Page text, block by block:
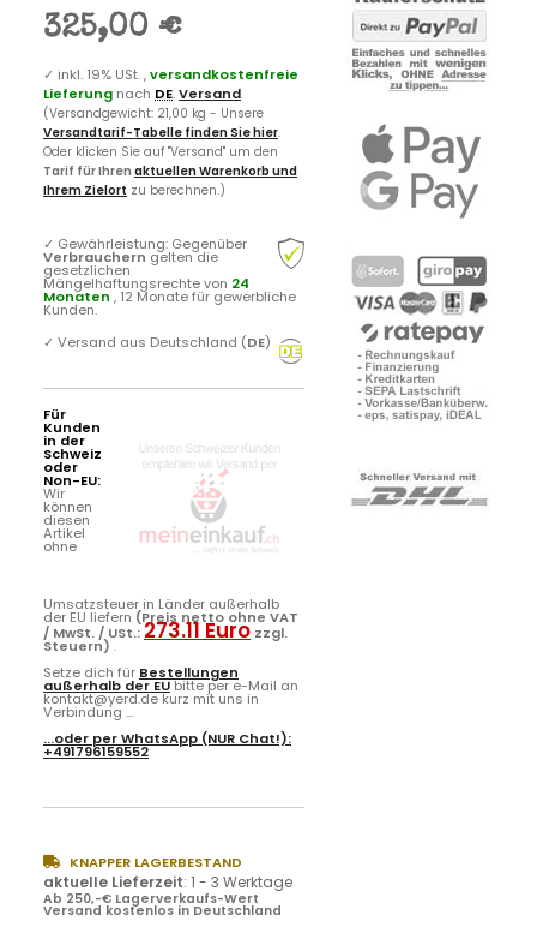
325,00 €
✓ inkl. 19% USt. ,versandkostenfreie
Lieferung nach DE.Versand
(Versandgewicht: 21,00 kg - Unsere
Versandtarif-Tabelle finden Sie hier.
Oder klicken Sie auf "Versand" um den
Tarif für Ihren aktuellen Warenkorb und
Ihrem Zielort zu berechnen.)
✓ Gewährleistung: Gegenüber
Verbrauchern gelten die
gesetzlichen
Mängelhaftungsrechte von 24
Monaten , 12 Monate für gewerbliche
Kunden.
✓ Versand aus Deutschland (DE)
Für
Kunden
in der
Schweiz
oder
Non-EU:
Wir
können
diesen
Artikel
ohne
Umsatzsteuer in Länder außerhalb
der EU liefern (Preis netto ohne VAT
/ MwSt. / USt.:273.11 Euro zzgl.
Steuern) .
Setze dich für Bestellungen
außerhalb der EUbitte per e-Mail an
kontakt@yerd.de kurz mit uns in
Verbindung ...
...oder perWhatsApp (NUR Chat!):
+491796159552
KNAPPER LAGERBESTAND
aktuelle Lieferzeit: 1 - 3 Werktage
Ab 250,-€ Lagerverkaufs-Wert
Versand kostenlos in Deutschland